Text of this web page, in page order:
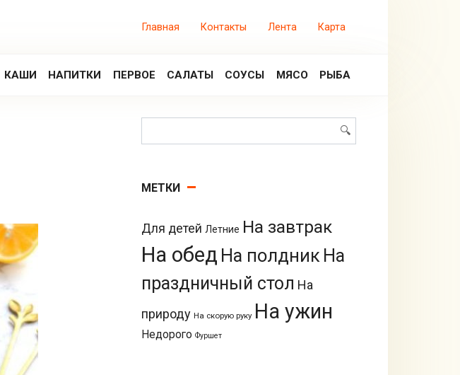
Главная Контакты Лента Карта
КАШИ НАПИТКИ ПЕРВОЕ САЛАТЫ СОУСЫ МЯСО РЫБА
МЕТКИ
Для детей Летние На завтрак
На обед На полдник На
праздничный стол На
природу На скорую руку На ужин
Недорого Фуршет